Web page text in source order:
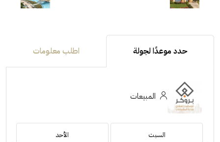
حدد موعدًا لجولة اطلب معلومات
المبيعات
السبت الأحد